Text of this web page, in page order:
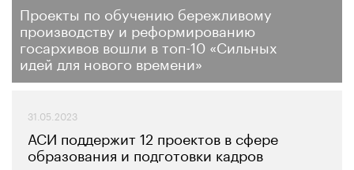
Проекты по обучению бережливому
производству и реформированию
госархивов вошли в топ-10 «Сильных
идей для нового времени»
31.05.2023
АСИ поддержит 12 проектов в сфере
образования и подготовки кадров